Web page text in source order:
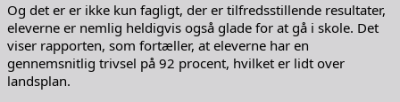
Og det er er ikke kun fagligt, der er tilfredsstillende resultater,
eleverne er nemlig heldigvis også glade for at gå i skole. Det
viser rapporten, som fortæller, at eleverne har en
gennemsnitlig trivsel på 92 procent, hvilket er lidt over
landsplan.